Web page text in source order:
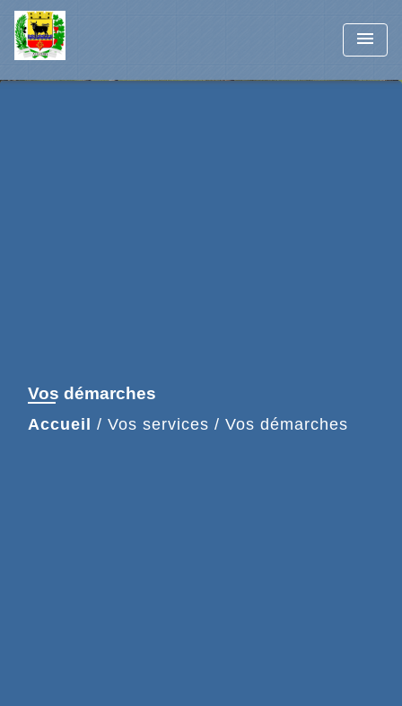
menu
Vos démarches
Accueil / Vos services / Vos démarches